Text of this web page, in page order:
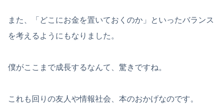
また、「どこにお金を置いておくのか」といったバランス
を考えるようにもなりました。
僕がここまで成長するなんて、驚きですね。
これも回りの友人や情報社会、本のおかげなのです。